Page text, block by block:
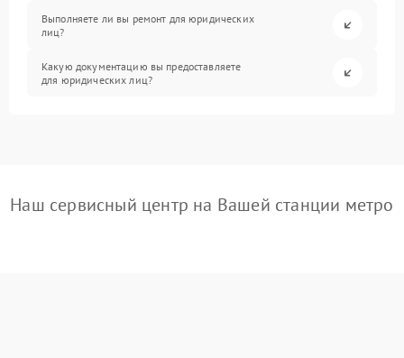
Выполняете ли вы ремонт для юридических
лиц?
Какую документацию вы предоставляете
для юридических лиц?
Наш сервисный центр на Вашей станции метро